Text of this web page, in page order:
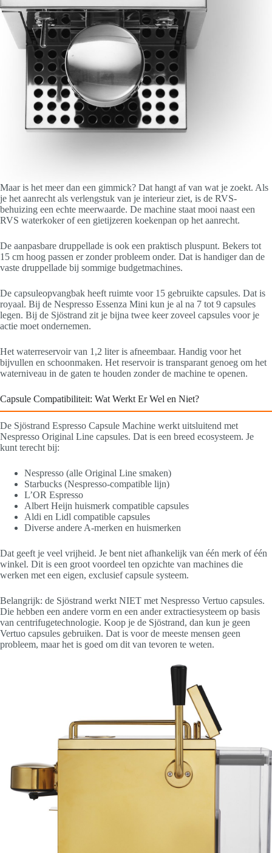
Maar is het meer dan een gimmick? Dat hangt af van wat je zoekt. Als
je het aanrecht als verlengstuk van je interieur ziet, is de RVS-
behuizing een echte meerwaarde. De machine staat mooi naast een
RVS waterkoker of een gietijzeren koekenpan op het aanrecht.
De aanpasbare druppellade is ook een praktisch pluspunt. Bekers tot
15 cm hoog passen er zonder probleem onder. Dat is handiger dan de
vaste druppellade bij sommige budgetmachines.
De capsuleopvangbak heeft ruimte voor 15 gebruikte capsules. Dat is
royaal. Bij de Nespresso Essenza Mini kun je al na 7 tot 9 capsules
legen. Bij de Sjöstrand zit je bijna twee keer zoveel capsules voor je
actie moet ondernemen.
Het waterreservoir van 1,2 liter is afneembaar. Handig voor het
bijvullen en schoonmaken. Het reservoir is transparant genoeg om het
waterniveau in de gaten te houden zonder de machine te openen.
Capsule Compatibiliteit: Wat Werkt Er Wel en Niet?
De Sjöstrand Espresso Capsule Machine werkt uitsluitend met
Nespresso Original Line capsules. Dat is een breed ecosysteem. Je
kunt terecht bij:
Nespresso (alle Original Line smaken)
Starbucks (Nespresso-compatible lijn)
L’OR Espresso
Albert Heijn huismerk compatible capsules
Aldi en Lidl compatible capsules
Diverse andere A-merken en huismerken
Dat geeft je veel vrijheid. Je bent niet afhankelijk van één merk of één
winkel. Dit is een groot voordeel ten opzichte van machines die
werken met een eigen, exclusief capsule systeem.
Belangrijk: de Sjöstrand werkt NIET met Nespresso Vertuo capsules.
Die hebben een andere vorm en een ander extractiesysteem op basis
van centrifugetechnologie. Koop je de Sjöstrand, dan kun je geen
Vertuo capsules gebruiken. Dat is voor de meeste mensen geen
probleem, maar het is goed om dit van tevoren te weten.